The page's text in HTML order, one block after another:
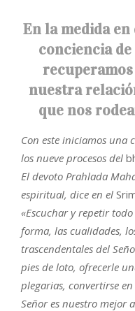
En la medida
conciencia
nuestra
que nos
Con este iniciamos una
los nueve procesos del
El devoto Prahlada
espiritual, dice en el
«Escuchar y repetir
forma, las cualidades,
trascendentales del
pies de loto, ofrecerle
plegarias, convertirse
Señor es nuestro mejor